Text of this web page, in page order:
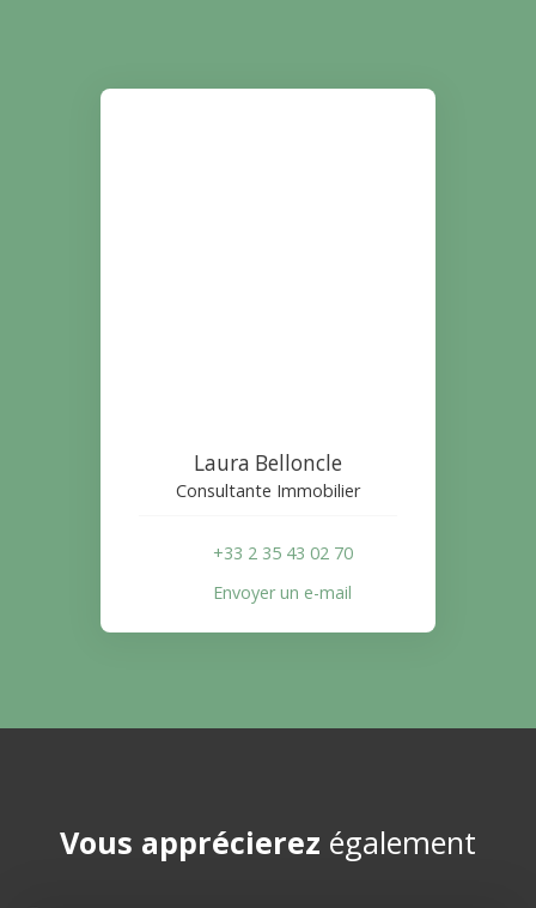
Laura Belloncle
Consultante Immobilier
+33 2 35 43 02 70
Envoyer un e-mail
Vous apprécierez également